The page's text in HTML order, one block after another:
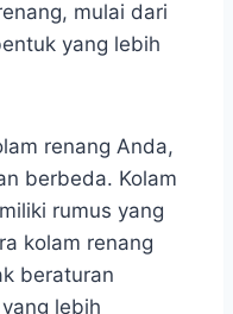
mulai dari
yang lebih
renang Anda,
berbeda. Kolam
rumus yang
kolam renang
beraturan
lebih